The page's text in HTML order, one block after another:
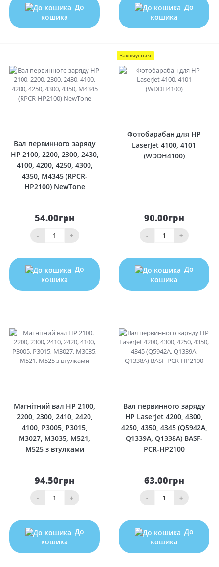
До
кошика
До
кошика
Вал первинного заряду
HP 2100, 2200, 2300, 2430,
4100, 4200, 4250, 4300,
4350, M4345 (RPCR-
HP2100) NewTone
54.00грн
- +
До
кошика
Закінчується
Фотобарабан для HP
LaserJet 4100, 4101
(WDDH4100)
90.00грн
- +
До
кошика
Магнітний вал HP 2100,
2200, 2300, 2410, 2420,
4100, P3005, P3015,
M3027, M3035, M521,
M525 з втулками
94.50грн
- +
До
кошика
Вал первинного заряду
HP LaserJet 4200, 4300,
4250, 4350, 4345 (Q5942A,
Q1339A, Q1338A) BASF-
PCR-HP2100
63.00грн
- +
До
кошика